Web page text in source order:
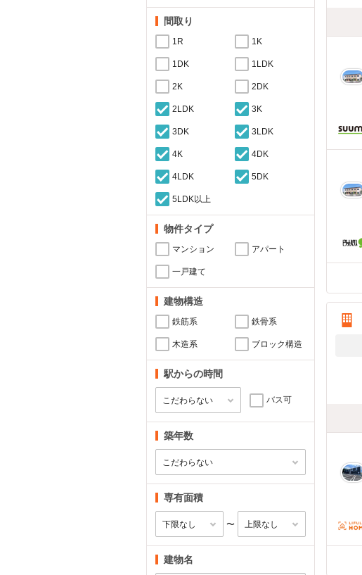
間取り
1R 1K
1DK 1LDK
2K 2DK
2LDK 3K
3DK 3LDK
4K 4DK
4LDK 5DK
5LDK以上
物件タイプ
マンション アパート
一戸建て
建物構造
鉄筋系 鉄骨系
木造系 ブロック構造
駅からの時間
バス可
築年数
専有面積
〜
建物名